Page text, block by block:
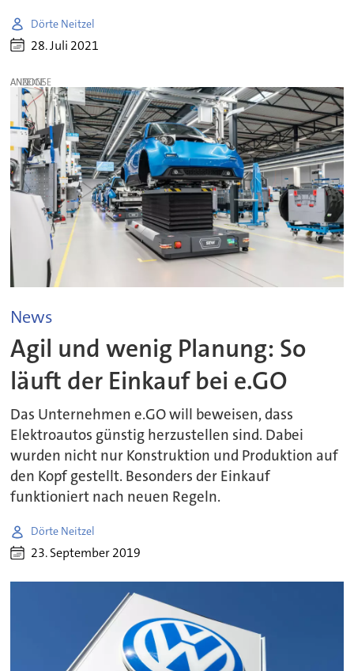
Dörte Neitzel
28. Juli 2021
ANZEIGE
News
Agil und wenig Planung: So
läuft der Einkauf bei e.GO
Das Unternehmen e.GO will beweisen, dass
Elektroautos günstig herzustellen sind. Dabei
wurden nicht nur Konstruktion und Produktion auf
den Kopf gestellt. Besonders der Einkauf
funktioniert nach neuen Regeln.
Dörte Neitzel
23. September 2019